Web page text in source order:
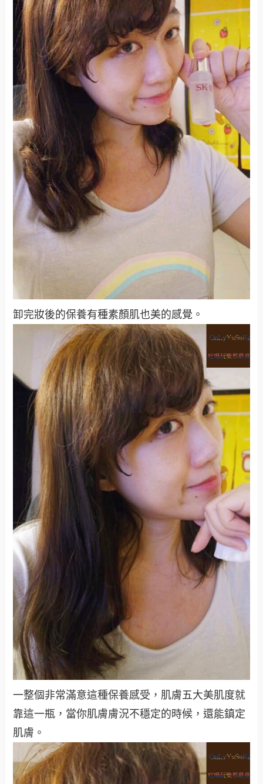
卸完妝後的保養有種素顏肌也美的感覺。
一整個非常滿意這種保養感受，肌膚五大美肌度就
靠這一瓶，當你肌膚膚況不穩定的時候，還能鎮定
肌膚。